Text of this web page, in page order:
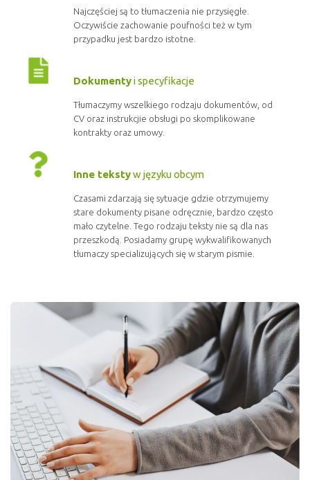
Najczęściej są to tłumaczenia nie przysięgłe.
Oczywiście zachowanie poufności też w tym
przypadku jest bardzo istotne.
Dokumentyi specyfikacje
Tłumaczymy wszelkiego rodzaju dokumentów, od
CV oraz instrukcjie obsługi po skomplikowane
kontrakty oraz umowy.
Inne tekstyw języku obcym
Czasami zdarzają się sytuacje gdzie otrzymujemy
stare dokumenty pisane odręcznie, bardzo często
mało czytelne. Tego rodzaju teksty nie są dla nas
przeszkodą. Posiadamy grupę wykwalifikowanych
tłumaczy specializujących się w starym pismie.